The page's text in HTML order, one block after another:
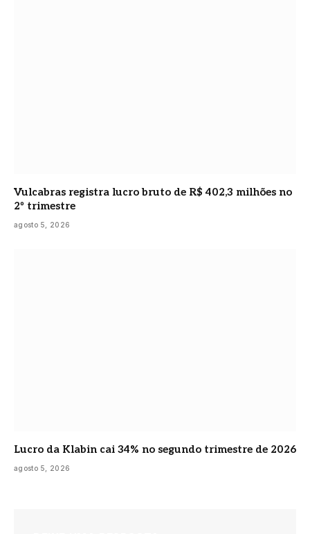
Vulcabras registra lucro bruto de R$ 402,3 milhões no
2º trimestre
agosto 5, 2026
Lucro da Klabin cai 34% no segundo trimestre de 2026
agosto 5, 2026